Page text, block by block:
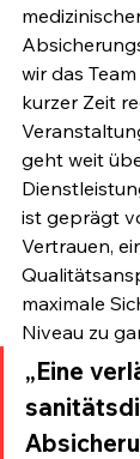
wir das
kurzer Zeit
geht weit
ist geprägt
Vertrauen,
maximale
Niveau zu
„Eine